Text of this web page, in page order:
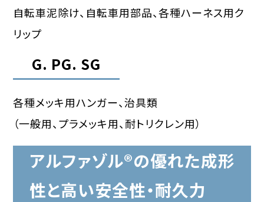
自転車泥除け、自転車用部品、各種ハーネス用ク
リップ
G. PG. SG
各種メッキ用ハンガー、治具類
（一般用、プラメッキ用、耐トリクレン用）
アルファゾル®︎の優れた成形
性と高い安全性・耐久力